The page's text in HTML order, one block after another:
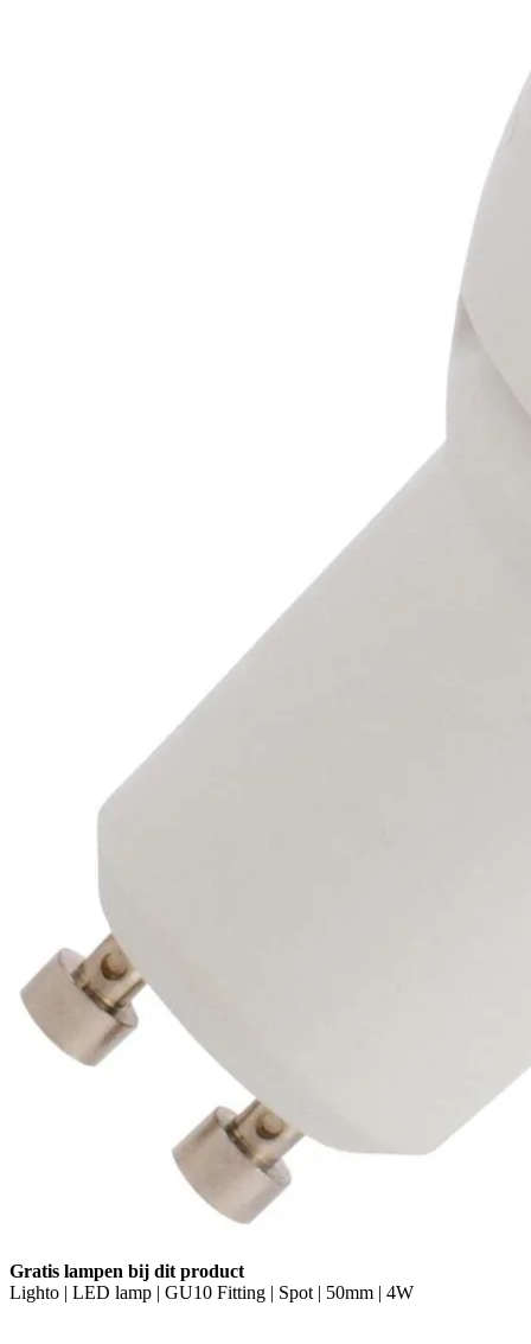
Gratis lampen bij dit product
Lighto | LED lamp | GU10 Fitting | Spot | 50mm | 4W